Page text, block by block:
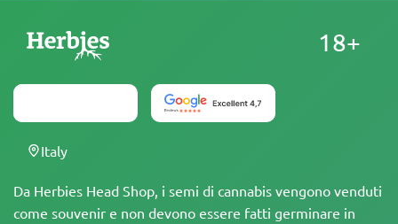
Da Herbies Head Shop, i semi di cannabis vengono venduti
come souvenir e non devono essere fatti germinare in
18+
Italy